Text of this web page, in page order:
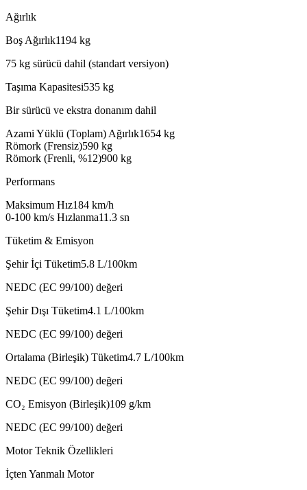
Ağırlık
Boş Ağırlık1194 kg
75 kg sürücü dahil (standart versiyon)
Taşıma Kapasitesi535 kg
Bir sürücü ve ekstra donanım dahil
Azami Yüklü (Toplam) Ağırlık1654 kg
Römork (Frensiz)590 kg
Römork (Frenli, %12)900 kg
Performans
Maksimum Hız184 km/h
0-100 km/s Hızlanma11.3 sn
Tüketim & Emisyon
Şehir İçi Tüketim5.8 L/100km
NEDC (EC 99/100) değeri
Şehir Dışı Tüketim4.1 L/100km
NEDC (EC 99/100) değeri
Ortalama (Birleşik) Tüketim4.7 L/100km
NEDC (EC 99/100) değeri
CO₂ Emisyon (Birleşik)109 g/km
NEDC (EC 99/100) değeri
Motor Teknik Özellikleri
İçten Yanmalı Motor